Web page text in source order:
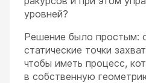
уровней?
Решение было простым:
статические точки
чтобы иметь процесс,
в собственную